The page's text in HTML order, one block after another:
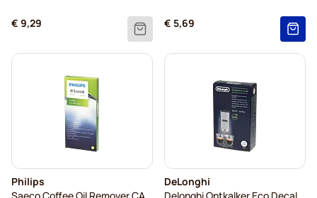
€ 9,29 € 5,69
Philips
DeLonghi